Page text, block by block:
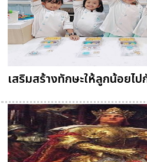
เสริมสร้างทักษะให้ลูกน้อยไ